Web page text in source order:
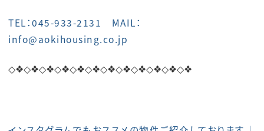
TEL：045-933-2131 MAIL：
info@aokihousing.co.jp
◇❖◇❖◇❖◇❖◇❖◇❖◇❖◇❖◇❖◇❖◇❖◇❖